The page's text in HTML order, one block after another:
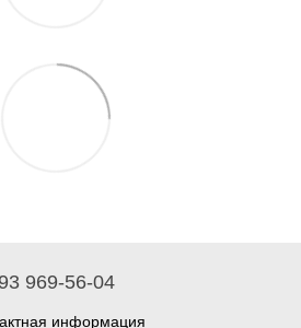
969-56-04
информация